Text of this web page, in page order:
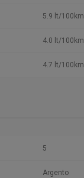
5.9 lt/100km
4.0 lt/100km
4.7 lt/100km
5
Argento